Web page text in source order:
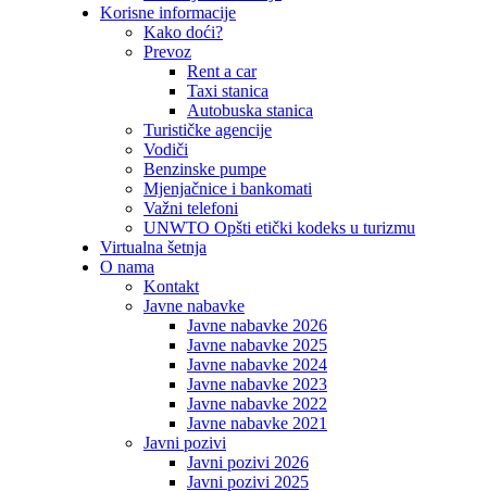
Korisne informacije
Kako doći?
Prevoz
Rent a car
Taxi stanica
Autobuska stanica
Turističke agencije
Vodiči
Benzinske pumpe
Mjenjačnice i bankomati
Važni telefoni
UNWTO Opšti etički kodeks u turizmu
Virtualna šetnja
O nama
Kontakt
Javne nabavke
Javne nabavke 2026
Javne nabavke 2025
Javne nabavke 2024
Javne nabavke 2023
Javne nabavke 2022
Javne nabavke 2021
Javni pozivi
Javni pozivi 2026
Javni pozivi 2025